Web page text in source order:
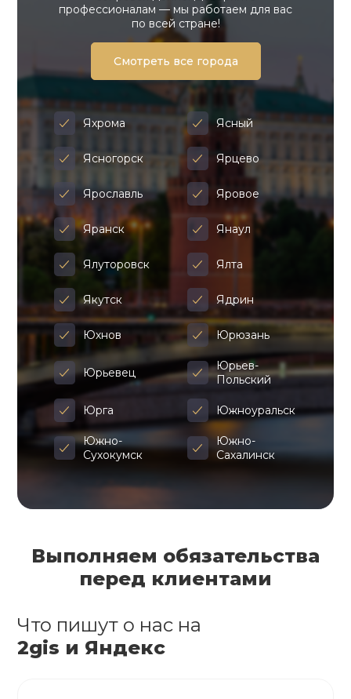
профессионалам — мы работаем для вас
по всей стране!
Смотреть все города
Яхрома Ясный
Ясногорск Ярцево
Ярославль Яровое
Яранск Янаул
Ялуторовск Ялта
Якутск Ядрин
Юхнов Юрюзань
Юрьевец
Юрьев-
Польский
Юрга Южноуральск
Южно-
Сухокумск
Южно-
Сахалинск
Выполняем обязательства
перед клиентами
Что пишут о нас на
2gis и Яндекс